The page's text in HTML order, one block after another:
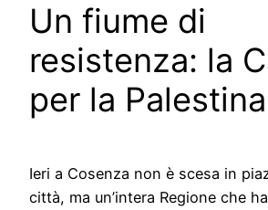
Un fiume di
resistenza: la
per la Palestina
Ieri a Cosenza non è scesa in
città, ma un’intera Regione che